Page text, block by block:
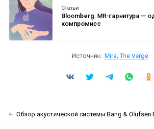
Статьи
Bloomberg: MR-гарнитура —
компромисс
Источник: Mira,The Verge
Обзор акустической системы Bang & Olufsen